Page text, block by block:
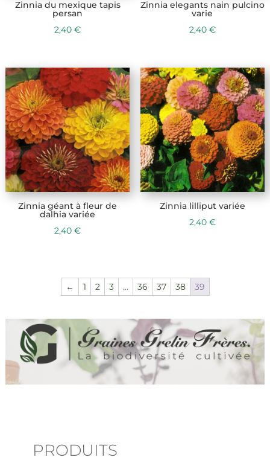
Zinnia du mexique tapis
persan
2,40€
Zinnia elegants nain pulcino
varie
2,40 €
Zinnia géant à fleur de
dalhia variée
2,40€
Zinnia lilliput variée
2,40 €
← 1 2 3 … 36 37 38 39
PRODUITS